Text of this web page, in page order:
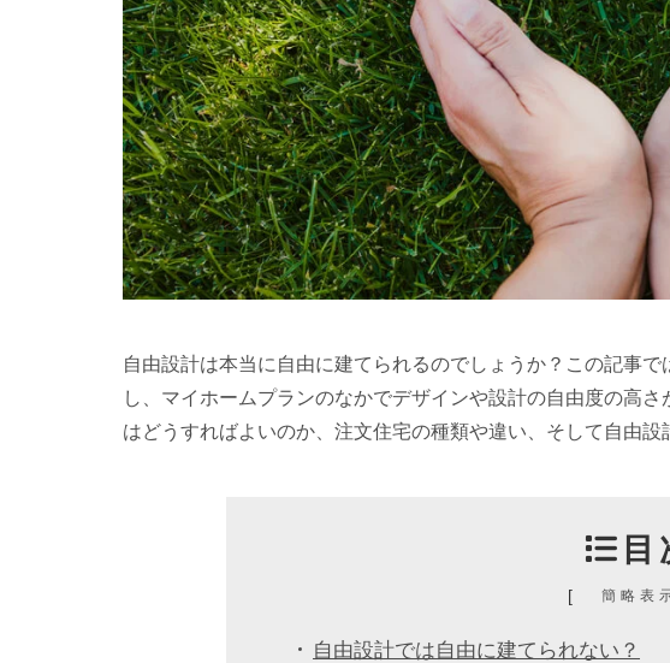
自由設計は本当に自由に建てられるのでしょうか？この記事
し、マイホームプランのなかでデザインや設計の自由度の高
はどうすればよいのか、注文住宅の種類や違い、そして自由設
目
[ 簡略表
自由設計では自由に建てられない？